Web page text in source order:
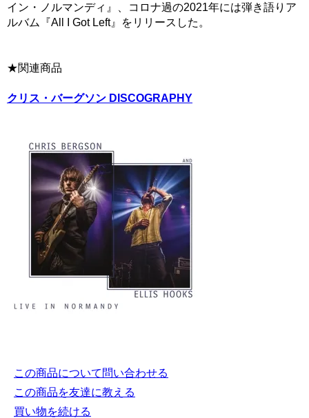
イン・ノルマンディ』、コロナ過の2021年には弾き語りア
ルバム『All I Got Left』をリリースした。
★関連商品
クリス・バーグソン DISCOGRAPHY
この商品について問い合わせる
この商品を友達に教える
買い物を続ける